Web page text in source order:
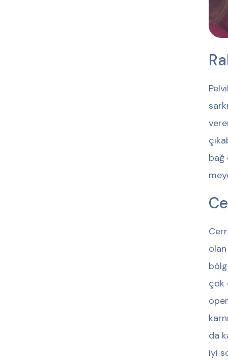
bağ
çok
da
iyi